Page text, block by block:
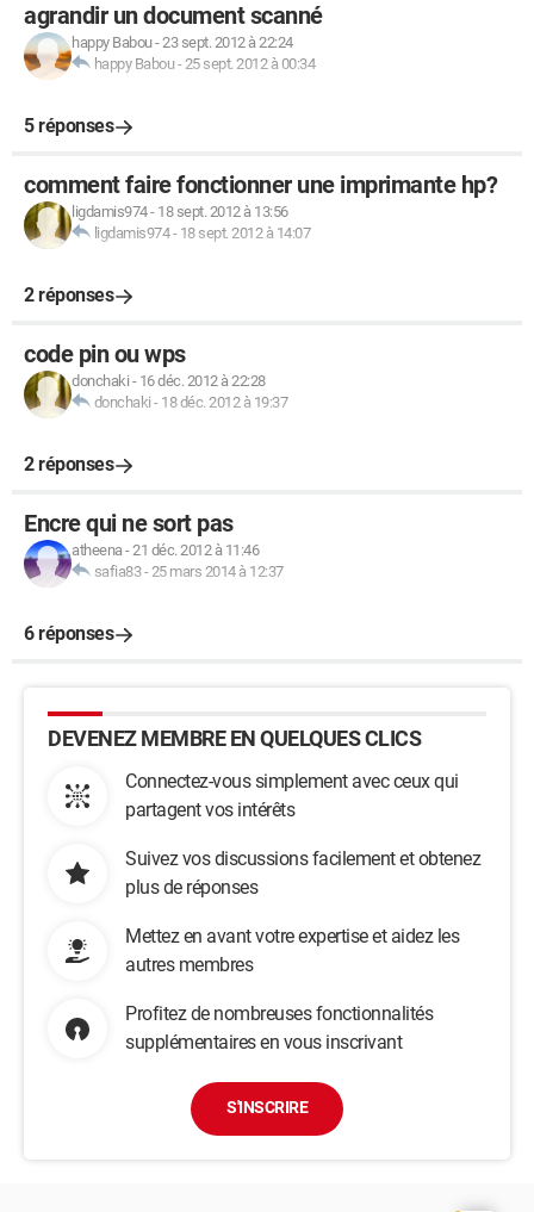
agrandir un document scanné
happy Babou-23 sept. 2012 à 22:24
happy Babou-25 sept. 2012 à 00:34
5 réponses
comment faire fonctionner une imprimante hp?
ligdamis974- 18 sept. 2012 à 13:56
ligdamis974- 18 sept. 2012 à 14:07
2 réponses
code pin ou wps
donchaki - 16 déc. 2012 à 22:28
donchaki - 18 déc. 2012 à 19:37
2 réponses
Encre qui ne sort pas
atheena-21 déc. 2012 à 11:46
safia83-25 mars 2014 à 12:37
6 réponses
DEVENEZ MEMBRE EN QUELQUES CLICS
Connectez-vous simplement avec ceux qui
partagent vos intérêts
Suivez vos discussions facilement et obtenez
plus de réponses
Mettez en avant votre expertise et aidez les
autres membres
Profitez de nombreuses fonctionnalités
supplémentaires en vous inscrivant
S'INSCRIRE